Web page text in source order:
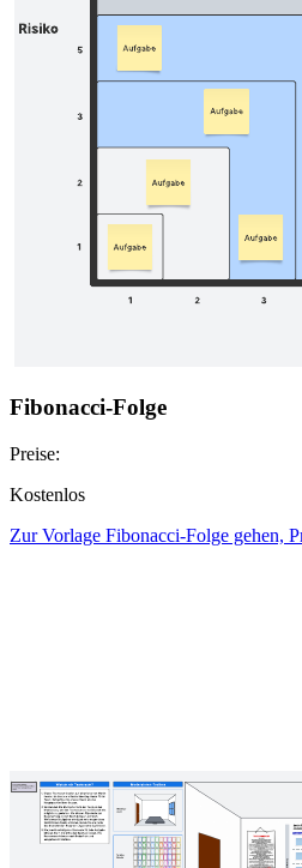
Fibonacci-Folge
Preise:
Kostenlos
Zur Vorlage Fibonacci-Folge gehen,